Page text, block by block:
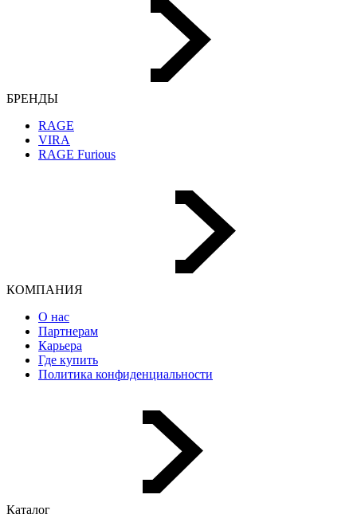
БРЕНДЫ
RAGE
VIRA
RAGE Furious
КОМПАНИЯ
О нас
Партнерам
Карьера
Где купить
Политика конфиденциальности
Каталог